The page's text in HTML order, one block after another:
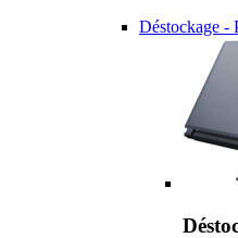
Déstockage -